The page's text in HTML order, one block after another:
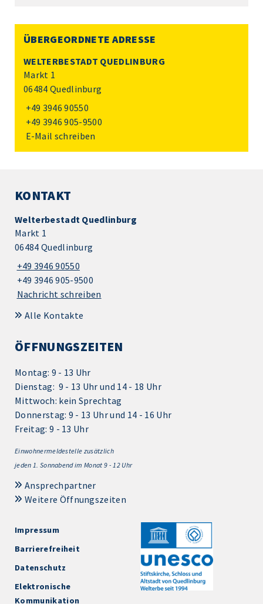
ÜBERGEORDNETE ADRESSE
WELTERBESTADT QUEDLINBURG
Markt 1
06484 Quedlinburg
+49 3946 90550
+49 3946 905-9500
E-Mail schreiben
KONTAKT
Welterbestadt Quedlinburg
Markt 1
06484 Quedlinburg
+49 3946 90550
+49 3946 905-9500
Nachricht schreiben
Alle Kontakte
ÖFFNUNGSZEITEN
Montag: 9 - 13 Uhr
Dienstag: 9 - 13 Uhr und 14 - 18 Uhr
Mittwoch: kein Sprechtag
Donnerstag: 9 - 13 Uhr und 14 - 16 Uhr
Freitag: 9 - 13 Uhr
Einwohnermeldestelle zusätzlich
jeden 1. Sonnabend im Monat 9 - 12 Uhr
Ansprechpartner
Weitere Öffnungszeiten
Impressum
Barrierefreiheit
Datenschutz
Elektronische
Kommunikation